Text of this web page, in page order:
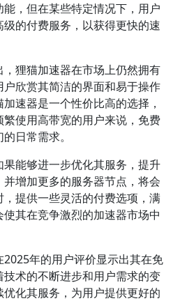
，但在某些特定情况下，用户
的付费服务，以获得更快的速
狸猫加速器在市场上仍然拥有
欣赏其简洁的界面和易于操作
速器是一个性价比高的选择，
使用高带宽的用户来说，免费
日常需求。
能够进一步优化其服务，提升
增加更多的服务器节点，将会
提供一些灵活的付费选项，满
其在竞争激烈的加速器市场中
年的用户评价显示出其在免
术的不断进步和用户需求的变
化其服务，为用户提供更好的